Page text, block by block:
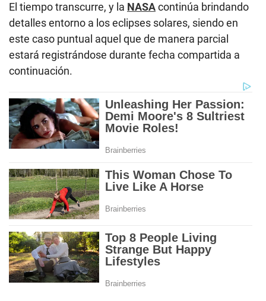
El tiempo transcurre, y la NASAcontinúa brindando
detalles entorno a los eclipses solares, siendo en
este caso puntual aquel que de manera parcial
estará registrándose durante fecha compartida a
continuación.